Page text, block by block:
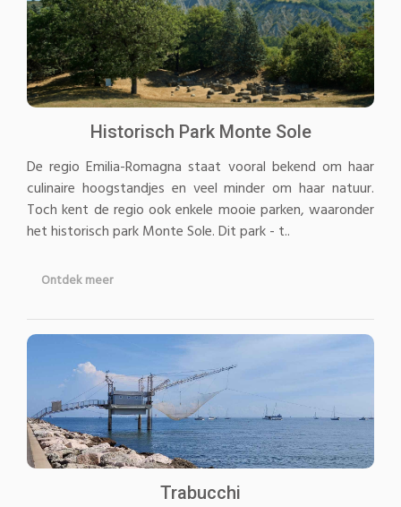
Historisch Park Monte Sole
De regio Emilia-Romagna staat vooral bekend om haar
culinaire hoogstandjes en veel minder om haar natuur.
Toch kent de regio ook enkele mooie parken, waaronder
het historisch park Monte Sole. Dit park - t..
Ontdek meer
Trabucchi